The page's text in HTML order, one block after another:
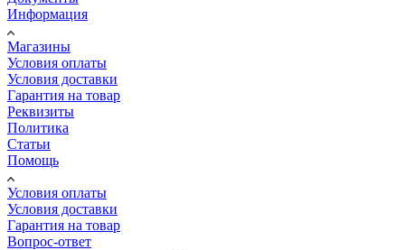
Информация
Магазины
Условия оплаты
Условия доставки
Гарантия на товар
Реквизиты
Политика
Статьи
Помощь
Условия оплаты
Условия доставки
Гарантия на товар
Вопрос-ответ